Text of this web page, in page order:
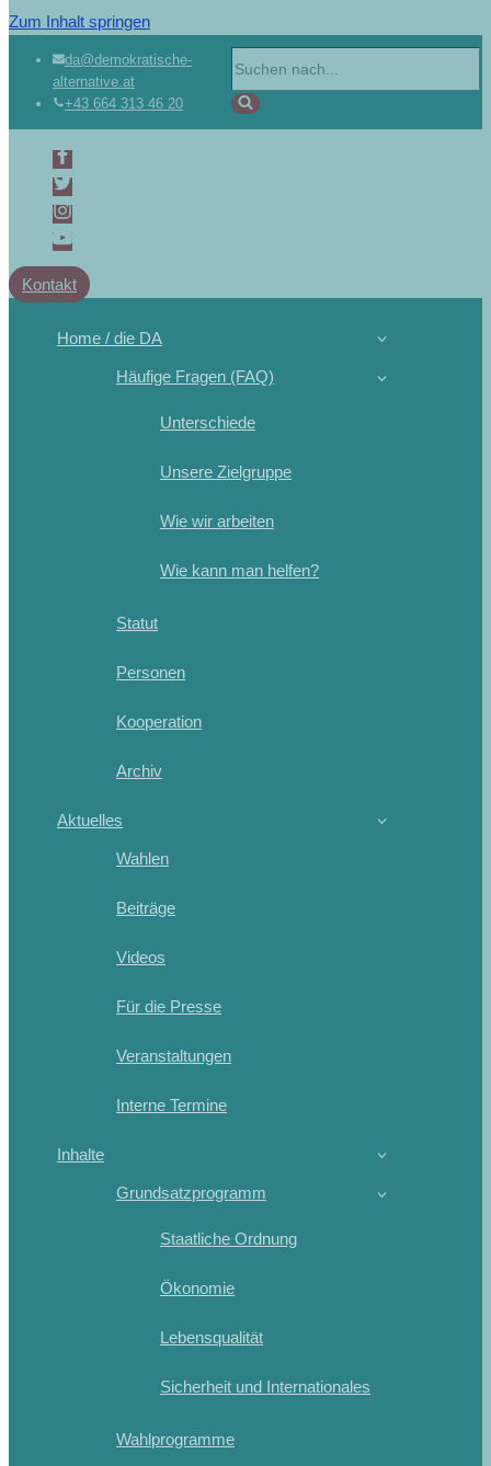
Zum Inhalt springen
da@demokratische-
alternative.at
+43 664 313 46 20
Kontakt
Home / die DA
Häufige Fragen (FAQ)
Unterschiede
Unsere Zielgruppe
Wie wir arbeiten
Wie kann man helfen?
Statut
Personen
Kooperation
Archiv
Aktuelles
Wahlen
Beiträge
Videos
Für die Presse
Veranstaltungen
Interne Termine
Inhalte
Grundsatzprogramm
Staatliche Ordnung
Ökonomie
Lebensqualität
Sicherheit und Internationales
Wahlprogramme